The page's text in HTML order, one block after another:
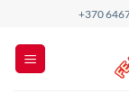
content
+370